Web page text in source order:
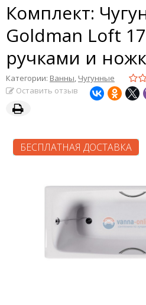
Комплект:
Goldman Loft
ручками и
Категории: Ванны, Чугунные
Оставить отзыв
БЕСПЛАТНАЯ ДОСТАВКА